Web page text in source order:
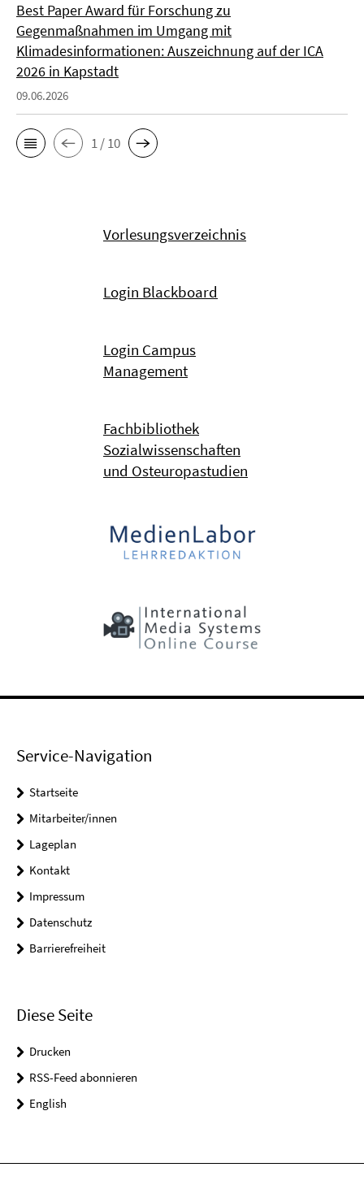
Best Paper Award für Forschung zu
Gegenmaßnahmen im Umgang mit
Klimadesinformationen: Auszeichnung auf der ICA
2026 in Kapstadt
09.06.2026
1 / 10
Vorlesungsverzeichnis
Login Blackboard
Login Campus
Management
Fachbibliothek
Sozialwissenschaften
und Osteuropastudien
Service-Navigation
Startseite
Mitarbeiter/innen
Lageplan
Kontakt
Impressum
Datenschutz
Barrierefreiheit
Diese Seite
Drucken
RSS-Feed abonnieren
English